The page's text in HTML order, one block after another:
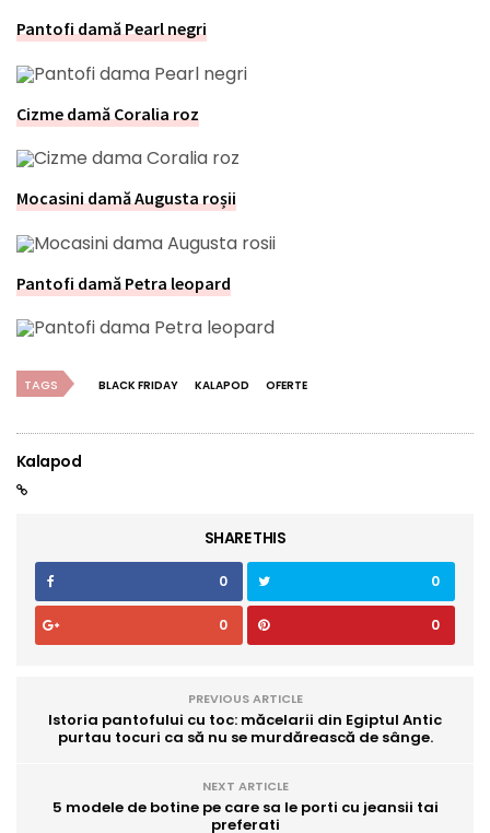
Pantofi damă Pearl negri
Cizme damă Coralia roz
Mocasini damă Augusta roșii
Pantofi damă Petra leopard
TAGS BLACK FRIDAY KALAPOD OFERTE
Kalapod
SHARE THIS
0 0
0 0
PREVIOUS ARTICLE
Istoria pantofului cu toc: măcelarii din Egiptul Antic
purtau tocuri ca să nu se murdărească de sânge.
NEXT ARTICLE
5 modele de botine pe care sa le porti cu jeansii tai
preferati